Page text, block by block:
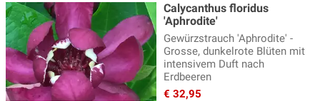
Hibiskus(36)
Hortensien(148)
Johanniskraut(3)
Judasbaum(13)
Calycanthus floridus
'Aphrodite'
Gewürzstrauch 'Aphrodite' -
Grosse, dunkelrote Blüten mit
intensivem Duft nach
Erdbeeren
€ 32,95